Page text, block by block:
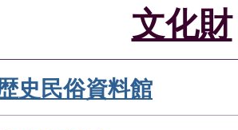
文化財
史民俗資料館